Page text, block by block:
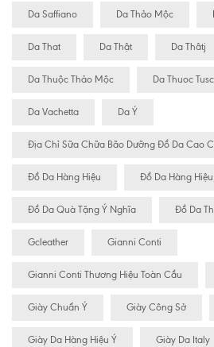
Da Saffiano Da Thảo Mộc
Da That Da Thật Da Thâtj
Da Thuộc Thảo Mộc Da Thuoc
Da Vachetta Da Ý
Địa Chỉ Sữa Chữa Bão Dưỡng Đồ Da Cao
Đồ Da Hàng Hiệu Đồ Da Hàng
Đồ Da Quà Tặng Ý Nghĩa Đồ Da
Gcleather Gianni Conti
Gianni Conti Thương Hiệu Toàn Cầu
Giày Chuẩn Ý Giày Công Sở
Giày Da Hàng Hiệu Ý Giày Da Italy